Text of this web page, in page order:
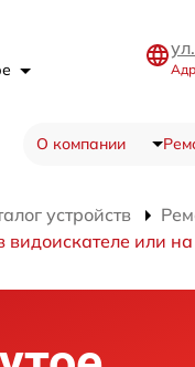
О компании
устройств
или